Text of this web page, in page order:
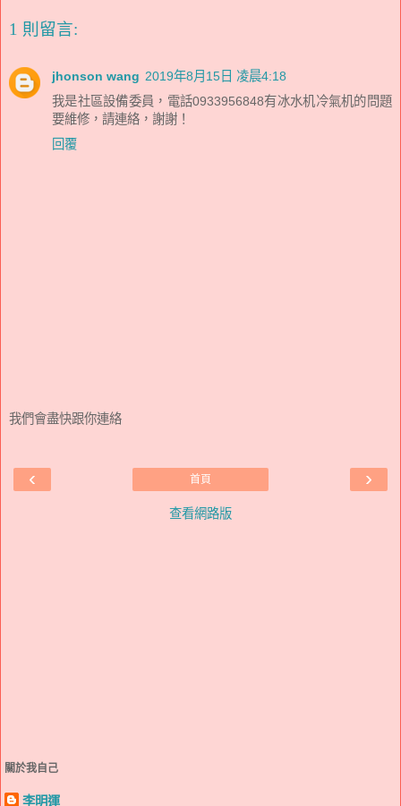
1 則留言:
jhonson wang 2019年8月15日 凌晨4:18
我是社區設備委員，電話0933956848有冰水机冷氣机的問題
要維修，請連絡，謝謝！
回覆
我們會盡快跟你連絡
‹ ›
首頁
查看網路版
關於我自己
李明運